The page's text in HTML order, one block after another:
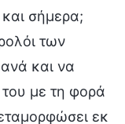
και σήμερα;
των
και να
του με τη φορά
εκ